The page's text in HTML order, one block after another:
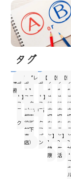
タグ
IT・
事
務
【レ
ポ
ト】
ユ
ニ
ク
【レ
ポー
ト】
ユニ
ーク
plus（高
槻市
役所
地下
売
店）
【レ
ポ
ト】
ユ
ニ
ク
コ
パ
ン
【働
く
た
め
に
大
切
な
こ
と】
1.
健
康
【働
く
た
め
に
大
切
な
こ
と】
2.
生
活
く
た
め
に
な
こ
3.
人
ス
キ